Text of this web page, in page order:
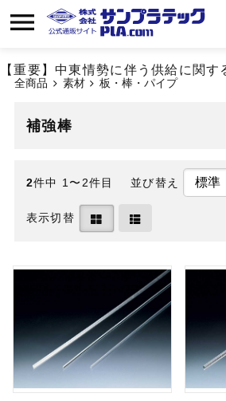
【重要】中東情勢に伴う供給に関す
全商品 素材 板・棒・パイプ
補強棒
2件中 1〜2件目 並び替え
表示切替